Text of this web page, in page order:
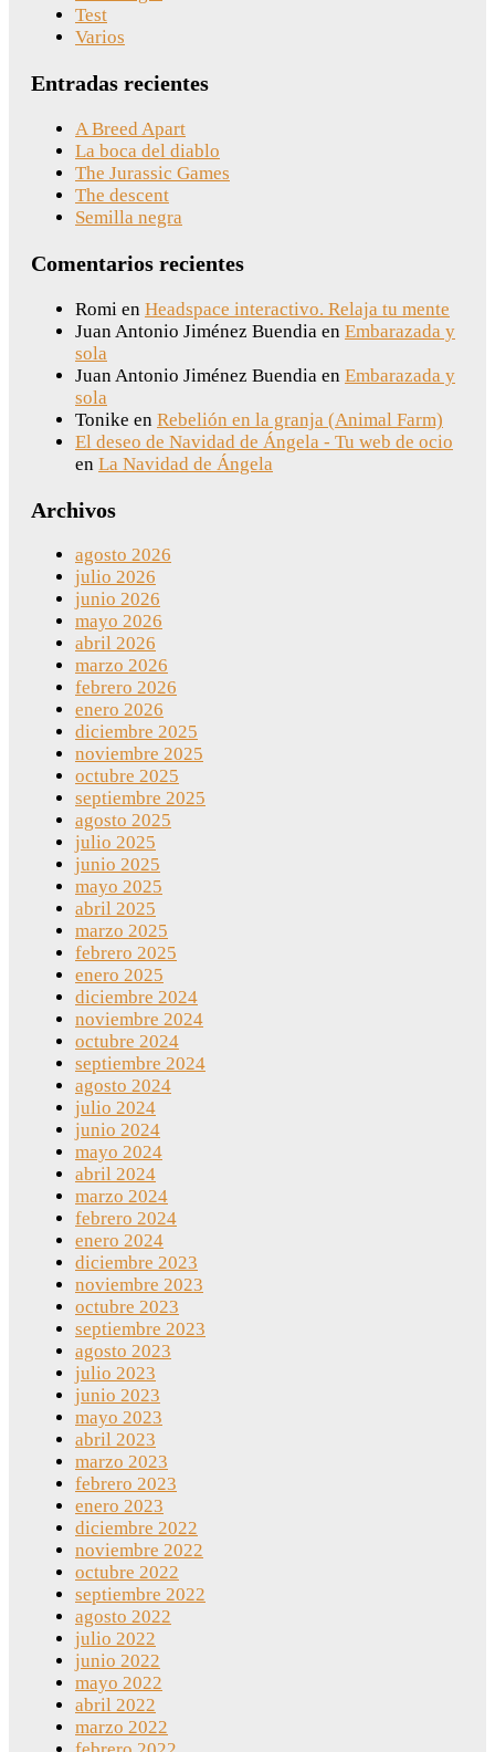
Test
Varios
Entradas recientes
A Breed Apart
La boca del diablo
The Jurassic Games
The descent
Semilla negra
Comentarios recientes
Romi en Headspace interactivo. Relaja tu mente
Juan Antonio Jiménez Buendia en Embarazada y
sola
Juan Antonio Jiménez Buendia en Embarazada y
sola
Tonike en Rebelión en la granja (Animal Farm)
El deseo de Navidad de Ángela - Tu web de ocio
en La Navidad de Ángela
Archivos
agosto 2026
julio 2026
junio 2026
mayo 2026
abril 2026
marzo 2026
febrero 2026
enero 2026
diciembre 2025
noviembre 2025
octubre 2025
septiembre 2025
agosto 2025
julio 2025
junio 2025
mayo 2025
abril 2025
marzo 2025
febrero 2025
enero 2025
diciembre 2024
noviembre 2024
octubre 2024
septiembre 2024
agosto 2024
julio 2024
junio 2024
mayo 2024
abril 2024
marzo 2024
febrero 2024
enero 2024
diciembre 2023
noviembre 2023
octubre 2023
septiembre 2023
agosto 2023
julio 2023
junio 2023
mayo 2023
abril 2023
marzo 2023
febrero 2023
enero 2023
diciembre 2022
noviembre 2022
octubre 2022
septiembre 2022
agosto 2022
julio 2022
junio 2022
mayo 2022
abril 2022
marzo 2022